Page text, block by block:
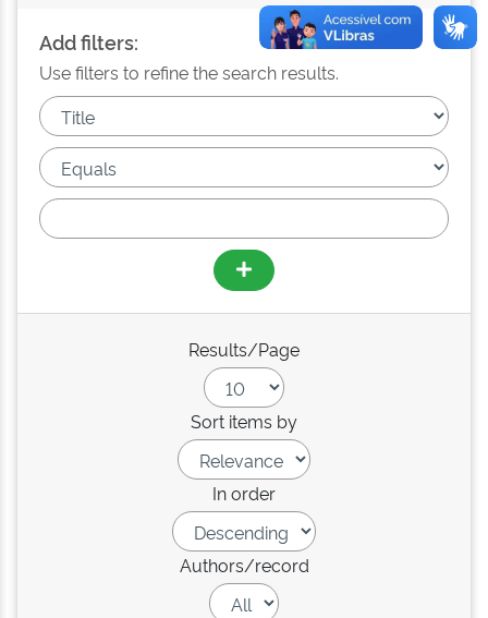
Add filters:
Use filters to refine the search results.
Results/Page
Sort items by
In order
Authors/record